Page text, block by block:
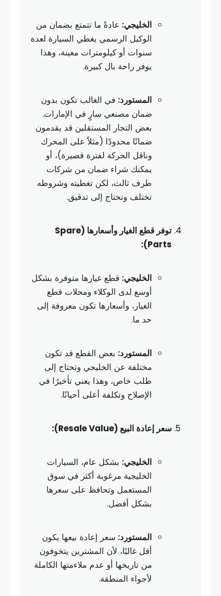
الخليجي: عادةً ما تتمتع بضمان من
الوكيل الرسمي يغطي السيارة لعدة
سنوات أو كيلومترات معينة، وهذا
يوفر راحة بال كبيرة.
المستورد: في الغالب تكون بدون
ضمان مصنعي سارٍ في الإمارات.
بعض التجار المستقلين قد يقدمون
ضمانًا محدودًا (مثلاً على المحرك
وناقل الحركة لفترة قصيرة)، أو
يمكنك شراء ضمان من شركات
طرف ثالث، لكن تغطيته وشروطه
تختلف وتحتاج إلى تدقيق.
توفر قطع الغيار وأسعارها (Spare
Parts):
الخليجي: قطع غيارها متوفرة بشكل
أوسع لدى الوكلاء ومحلات قطع
الغيار، وأسعارها تكون معروفة إلى
حد ما.
المستورد: بعض القطع قد تكون
مختلفة عن الخليجي وتحتاج إلى
طلب خاص، وهذا يعني تأخيرًا في
الإصلاح وتكلفة أعلى أحيانًا.
سعر إعادة البيع (Resale Value):
الخليجي: بشكل عام، السيارات
الخليجية مرغوبة أكثر في سوق
المستعمل وتحافظ على سعرها
بشكل أفضل.
المستورد: سعر إعادة بيعها يكون
أقل غالبًا، لأن المشترين يتخوفون
من تاريخها أو عدم ملاءمتها الكاملة
لأجواء المنطقة.